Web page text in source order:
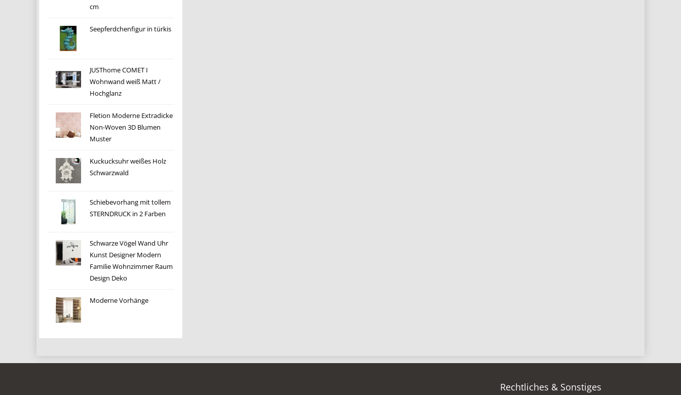
cm
Seepferdchenfigur in türkis
JUSThome COMET I
Wohnwand weiß Matt /
Hochglanz
Fletion Moderne Extradicke
Non-Woven 3D Blumen
Muster
Kuckucksuhr weißes Holz
Schwarzwald
Schiebevorhang mit tollem
STERNDRUCK in 2 Farben
Schwarze Vögel Wand Uhr
Kunst Designer Modern
Familie Wohnzimmer Raum
Design Deko
Moderne Vorhänge
Rechtliches & Sonstiges